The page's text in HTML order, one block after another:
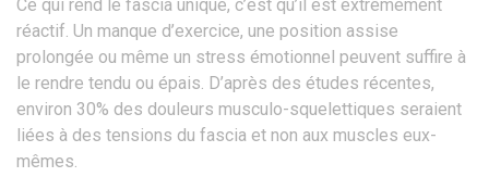
Ce qui rend le fascia unique, c’est qu’il est extrêmement
réactif. Un manque d’exercice, une position assise
prolongée ou même un stress émotionnel peuvent suffire à
le rendre tendu ou épais. D’après des études récentes,
environ 30% des douleurs musculo-squelettiques seraient
liées à des tensions du fascia et non aux muscles eux-
mêmes.